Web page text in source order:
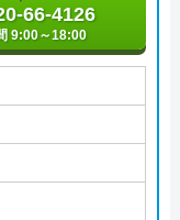
66-4126
9:00～18:00